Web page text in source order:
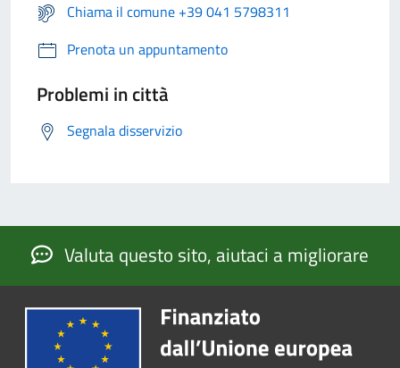
Chiama il comune +39 041 5798311
Prenota un appuntamento
Problemi in città
Segnala disservizio
Valuta questo sito, aiutaci a migliorare